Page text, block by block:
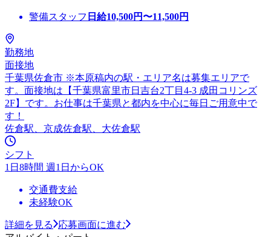
警備スタッフ 日給10,500円〜11,500円
勤務地
面接地
千葉県佐倉市 ※本原稿内の駅・エリア名は募集エリアで
す。面接地は【千葉県富里市日吉台2丁目4-3 成田コリンズ
2F】です。お仕事は千葉県と都内を中心に毎日ご用意中で
す！
佐倉駅、京成佐倉駅、大佐倉駅
シフト
1日8時間 週1日からOK
交通費支給
未経験OK
詳細を見る
応募画面に進む